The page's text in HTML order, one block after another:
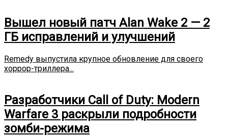
Вышел новый патч Alan Wake 2 — 2
ГБ исправлений и улучшений
Remedy выпустила крупное обновление для своего
хоррор-триллера...
Разработчики Call of Duty: Modern
Warfare 3 раскрыли подробности
зомби-режима